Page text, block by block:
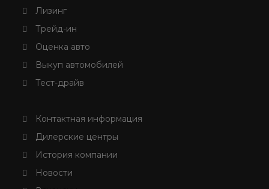
Лизинг
Трейд-ин
Оценка авто
Выкуп автомобилей
Тест-драйв
Контактная информация
Дилерские центры
История компании
Новости